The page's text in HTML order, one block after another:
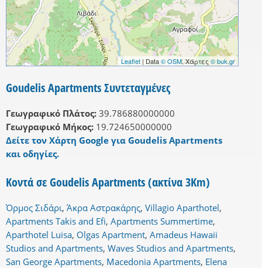
Leaflet | Data© OSM, Χάρτες© buk.gr
Goudelis Apartments Συντεταγμένες
Γεωγραφικό Πλάτος: 39.786880000000
Γεωγραφικό Μήκος: 19.724650000000
Δείτε τον Χάρτη Google για Goudelis Apartments
και οδηγίες.
Κοντά σε Goudelis Apartments (ακτίνα 3Km)
Όρμος Σιδάρι, Άκρα Αστρακάρης, Villagio Aparthotel,
Apartments Takis and Efi, Apartments Summertime,
Aparthotel Luisa, Olgas Apartment, Amadeus Hawaii
Studios and Apartments, Waves Studios and Apartments,
San George Apartments, Macedonia Apartments, Elena